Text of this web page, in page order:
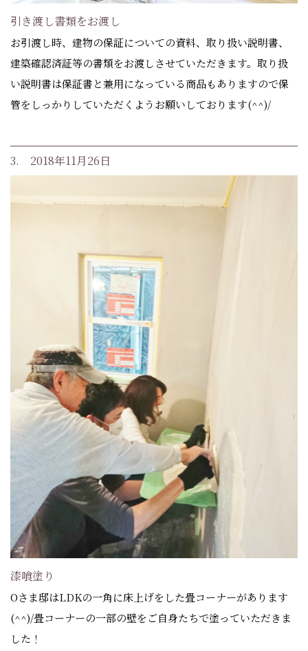
引き渡し書類をお渡し
お引渡し時、建物の保証についての資料、取り扱い説明書、
建築確認済証等の書類をお渡しさせていただきます。取り扱
い説明書は保証書と兼用になっている商品もありますので保
管をしっかりしていただくようお願いしております(^^)/
3. 2018年11月26日
漆喰塗り
Oさま邸はLDKの一角に床上げをした畳コーナーがあります
(^^)/畳コーナーの一部の壁をご自身たちで塗っていただきま
した！